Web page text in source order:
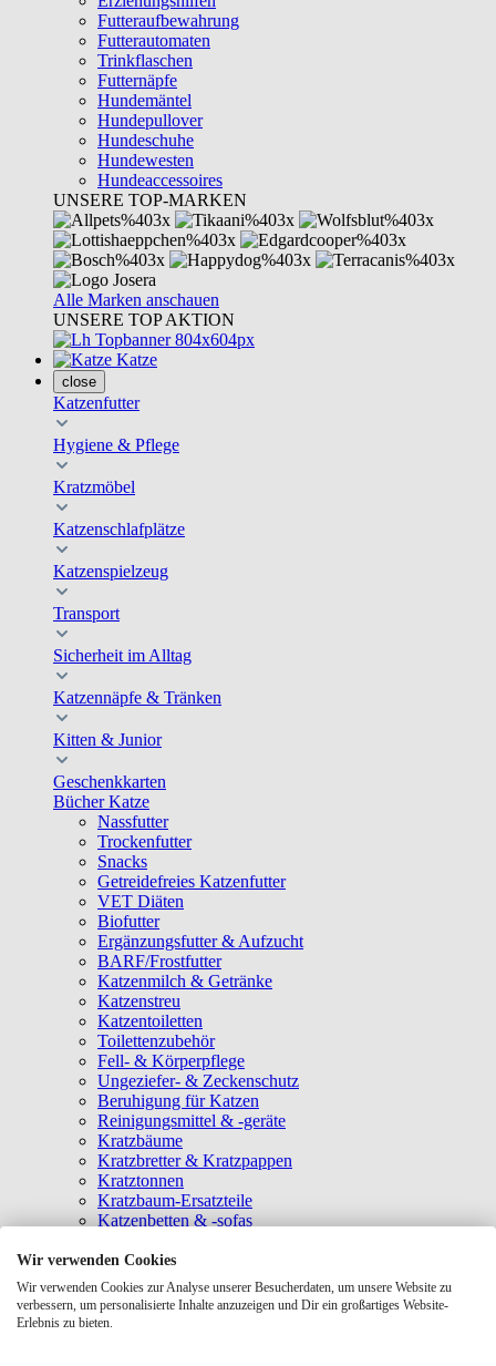
Futteraufbewahrung
Futterautomaten
Trinkflaschen
Futternäpfe
Hundemäntel
Hundepullover
Hundeschuhe
Hundewesten
Hundeaccessoires
UNSERE TOP-MARKEN
Alle Marken anschauen
UNSERE TOP AKTION
Katze
close
Katzenfutter
Hygiene & Pflege
Kratzmöbel
Katzenschlafplätze
Katzenspielzeug
Transport
Sicherheit im Alltag
Katzennäpfe & Tränken
Kitten & Junior
Geschenkkarten
Bücher Katze
Nassfutter
Trockenfutter
Snacks
Getreidefreies Katzenfutter
VET Diäten
Biofutter
Ergänzungsfutter & Aufzucht
BARF/Frostfutter
Katzenmilch & Getränke
Katzenstreu
Katzentoiletten
Toilettenzubehör
Fell- & Körperpflege
Ungeziefer- & Zeckenschutz
Beruhigung für Katzen
Reinigungsmittel & -geräte
Kratzbäume
Kratzbretter & Kratzpappen
Kratztonnen
Kratzbaum-Ersatzteile
Katzenbetten & -sofas
Katzenhäuser
Hängematten & Fensterliegeplätze
Katzendecken & -matten
Baldrian- & Catnipspielzeug
Wir verwenden Cookies
Wir verwenden Cookies zur Analyse unserer Besucherdaten, um unsere Website zu
verbessern, um personalisierte Inhalte anzuzeigen und Dir ein großartiges Website-
Erlebnis zu bieten.